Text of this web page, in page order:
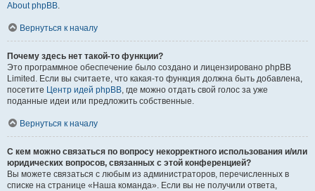
About phpBB.
Вернуться к началу
Почему здесь нет такой-то функции?
Это программное обеспечение было создано и лицензировано phpBB
Limited. Если вы считаете, что какая-то функция должна быть добавлена,
посетите Центр идей phpBB, где можно отдать свой голос за уже
поданные идеи или предложить собственные.
Вернуться к началу
С кем можно связаться по вопросу некорректного использования и/или
юридических вопросов, связанных с этой конференцией?
Вы можете связаться с любым из администраторов, перечисленных в
списке на странице «Наша команда». Если вы не получили ответа,